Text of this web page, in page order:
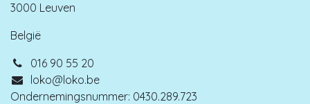
3000 Leuven
België
016 90 55 20
loko@loko.be
Ondernemingsnummer: 0430.289.723